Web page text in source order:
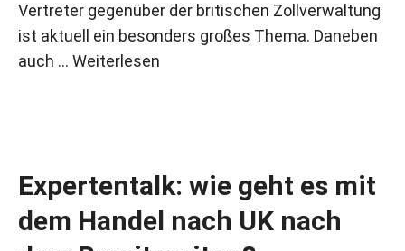
Vertreter gegenüber der britischen Zollverwaltung
ist aktuell ein besonders großes Thema. Daneben
auch … Weiterlesen
Expertentalk: wie geht es mit
dem Handel nach UK nach